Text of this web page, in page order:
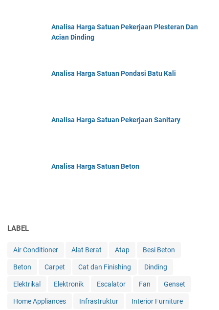
Analisa Harga Satuan Pekerjaan Plesteran Dan
Acian Dinding
Analisa Harga Satuan Pondasi Batu Kali
Analisa Harga Satuan Pekerjaan Sanitary
Analisa Harga Satuan Beton
LABEL
Air Conditioner Alat Berat Atap Besi Beton
Beton Carpet Cat dan Finishing Dinding
Elektrikal Elektronik Escalator Fan Genset
Home Appliances Infrastruktur Interior Furniture